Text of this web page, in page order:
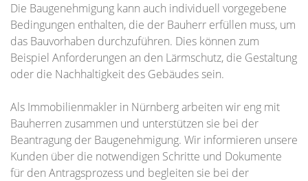
Die Baugenehmigung kann auch individuell vorgegebene
Bedingungen enthalten, die der Bauherr erfüllen muss, um
das Bauvorhaben durchzuführen. Dies können zum
Beispiel Anforderungen an den Lärmschutz, die Gestaltung
oder die Nachhaltigkeit des Gebäudes sein.
Als Immobilienmakler in Nürnberg arbeiten wir eng mit
Bauherren zusammen und unterstützen sie bei der
Beantragung der Baugenehmigung. Wir informieren unsere
Kunden über die notwendigen Schritte und Dokumente
für den Antragsprozess und begleiten sie bei der